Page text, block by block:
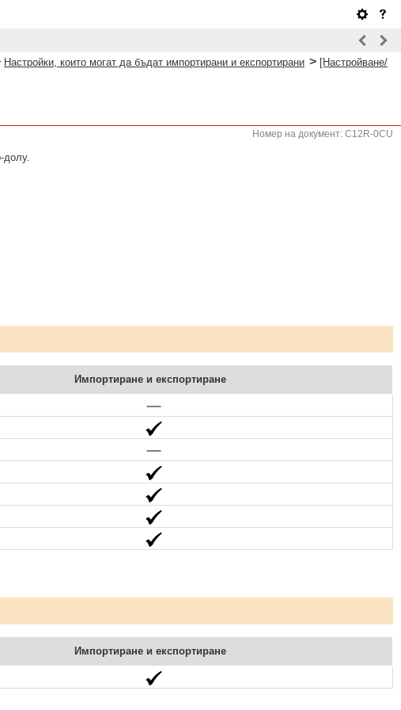
Настройки, които могат да бъдат импортирани и експортирани > [Настройване/
Номер на документ: C12R-0CU
долу.
Импортиране и експортиране
Импортиране и експортиране